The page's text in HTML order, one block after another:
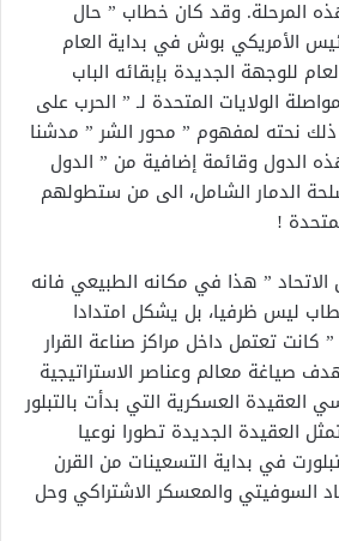
المرحلة. وقد كان خطاب ” حال
الأمريكي بوش في بداية العام
العام للوجهة الجديدة بإبقائه الباب
الولايات المتحدة لـ ” الحرب على
نحته لمفهوم ” محور الشر ” مدشنا
الدول وقائمة إضافية من ” الدول
الدمار الشامل، الى من ستطولهم
!
” هذا في مكانه الطبيعي فانه
ليس ظرفيا، بل يشكل امتدادا
كانت تعتمل داخل مراكز صناعة القرار
صياغة معالم وعناصر الاستراتيجية
العقيدة العسكرية التي بدأت بالتبلور
سبتمبر 2001. وتمثل العقيدة الجديدة تطورا نوعيا
في بداية التسعينات من القرن
السوفيتي والمعسكر الاشتراكي وحل